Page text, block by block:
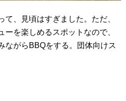
、見頃はすぎました。ただ、
ーを楽しめるスポットなので、
ながらBBQをする。団体向けス